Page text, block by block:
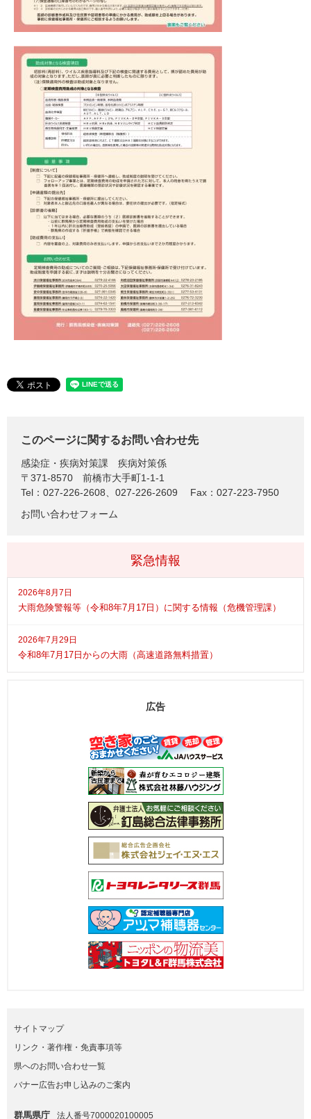
このページに関するお問い合わせ先
感染症・疾病対策課
疾病対策係
〒371-8570
前橋市大手町1-1-1
Tel：027-226-2608、027-226-2609
Fax：027-223-7950
お問い合わせフォーム
緊急情報
2026年8月7日
大雨危険警報等（令和8年7月17日）に関する情報（危機管理課）
2026年7月29日
令和8年7月17日からの大雨（高速道路無料措置）
広告
サイトマップ
リンク・著作権・免責事項等
県へのお問い合わせ一覧
バナー広告お申し込みのご案内
群馬県庁 法人番号7000020100005